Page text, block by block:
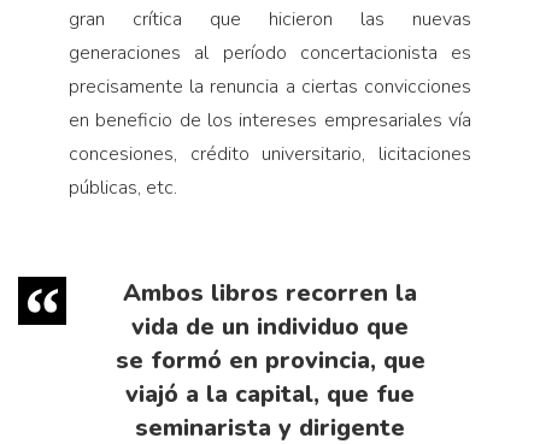
gran crítica que hicieron las nuevas
generaciones al período concertacionista es
precisamente la renuncia a ciertas convicciones
en beneficio de los intereses empresariales vía
concesiones, crédito universitario, licitaciones
públicas, etc.
Ambos libros recorren la
vida de un individuo que
se formó en provincia, que
viajó a la capital, que fue
seminarista y dirigente